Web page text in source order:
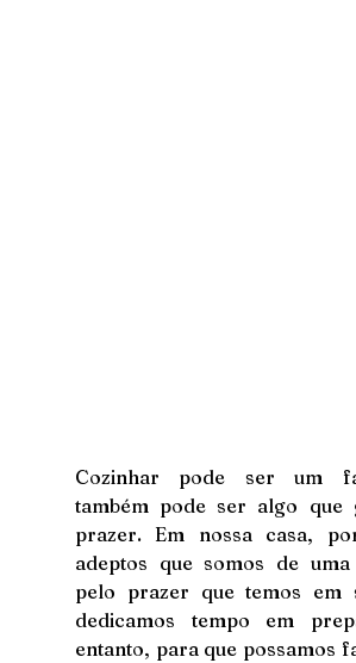
Cozinhar pode ser um
também pode ser algo que
prazer. Em nossa casa,
adeptos que somos de
pelo prazer que temos em
dedicamos tempo em
entanto, para que possamos